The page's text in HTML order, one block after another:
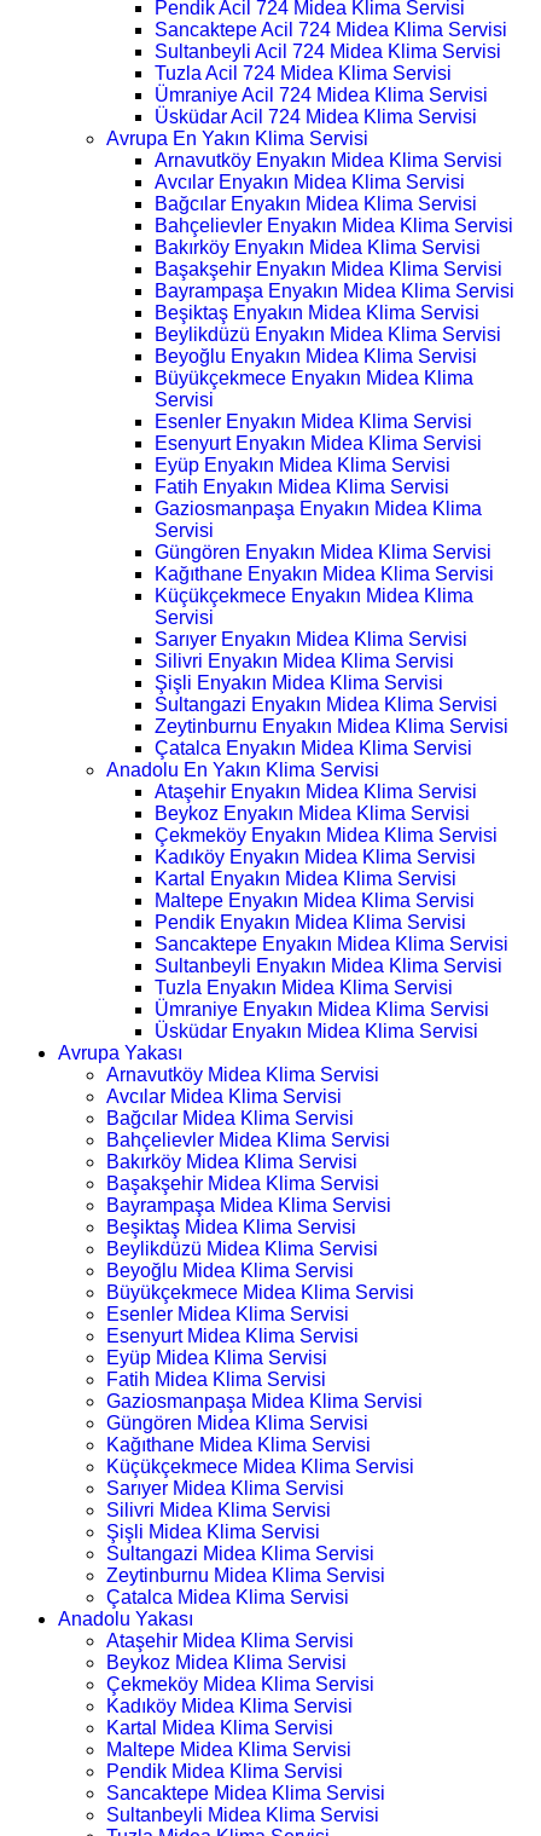
Pendik Acil 724 Midea Klima Servisi
Sancaktepe Acil 724 Midea Klima Servisi
Sultanbeyli Acil 724 Midea Klima Servisi
Tuzla Acil 724 Midea Klima Servisi
Ümraniye Acil 724 Midea Klima Servisi
Üsküdar Acil 724 Midea Klima Servisi
Avrupa En Yakın Klima Servisi
Arnavutköy Enyakın Midea Klima Servisi
Avcılar Enyakın Midea Klima Servisi
Bağcılar Enyakın Midea Klima Servisi
Bahçelievler Enyakın Midea Klima Servisi
Bakırköy Enyakın Midea Klima Servisi
Başakşehir Enyakın Midea Klima Servisi
Bayrampaşa Enyakın Midea Klima Servisi
Beşiktaş Enyakın Midea Klima Servisi
Beylikdüzü Enyakın Midea Klima Servisi
Beyoğlu Enyakın Midea Klima Servisi
Büyükçekmece Enyakın Midea Klima
Servisi
Esenler Enyakın Midea Klima Servisi
Esenyurt Enyakın Midea Klima Servisi
Eyüp Enyakın Midea Klima Servisi
Fatih Enyakın Midea Klima Servisi
Gaziosmanpaşa Enyakın Midea Klima
Servisi
Güngören Enyakın Midea Klima Servisi
Kağıthane Enyakın Midea Klima Servisi
Küçükçekmece Enyakın Midea Klima
Servisi
Sarıyer Enyakın Midea Klima Servisi
Silivri Enyakın Midea Klima Servisi
Şişli Enyakın Midea Klima Servisi
Sultangazi Enyakın Midea Klima Servisi
Zeytinburnu Enyakın Midea Klima Servisi
Çatalca Enyakın Midea Klima Servisi
Anadolu En Yakın Klima Servisi
Ataşehir Enyakın Midea Klima Servisi
Beykoz Enyakın Midea Klima Servisi
Çekmeköy Enyakın Midea Klima Servisi
Kadıköy Enyakın Midea Klima Servisi
Kartal Enyakın Midea Klima Servisi
Maltepe Enyakın Midea Klima Servisi
Pendik Enyakın Midea Klima Servisi
Sancaktepe Enyakın Midea Klima Servisi
Sultanbeyli Enyakın Midea Klima Servisi
Tuzla Enyakın Midea Klima Servisi
Ümraniye Enyakın Midea Klima Servisi
Üsküdar Enyakın Midea Klima Servisi
Avrupa Yakası
Arnavutköy Midea Klima Servisi
Avcılar Midea Klima Servisi
Bağcılar Midea Klima Servisi
Bahçelievler Midea Klima Servisi
Bakırköy Midea Klima Servisi
Başakşehir Midea Klima Servisi
Bayrampaşa Midea Klima Servisi
Beşiktaş Midea Klima Servisi
Beylikdüzü Midea Klima Servisi
Beyoğlu Midea Klima Servisi
Büyükçekmece Midea Klima Servisi
Esenler Midea Klima Servisi
Esenyurt Midea Klima Servisi
Eyüp Midea Klima Servisi
Fatih Midea Klima Servisi
Gaziosmanpaşa Midea Klima Servisi
Güngören Midea Klima Servisi
Kağıthane Midea Klima Servisi
Küçükçekmece Midea Klima Servisi
Sarıyer Midea Klima Servisi
Silivri Midea Klima Servisi
Şişli Midea Klima Servisi
Sultangazi Midea Klima Servisi
Zeytinburnu Midea Klima Servisi
Çatalca Midea Klima Servisi
Anadolu Yakası
Ataşehir Midea Klima Servisi
Beykoz Midea Klima Servisi
Çekmeköy Midea Klima Servisi
Kadıköy Midea Klima Servisi
Kartal Midea Klima Servisi
Maltepe Midea Klima Servisi
Pendik Midea Klima Servisi
Sancaktepe Midea Klima Servisi
Sultanbeyli Midea Klima Servisi